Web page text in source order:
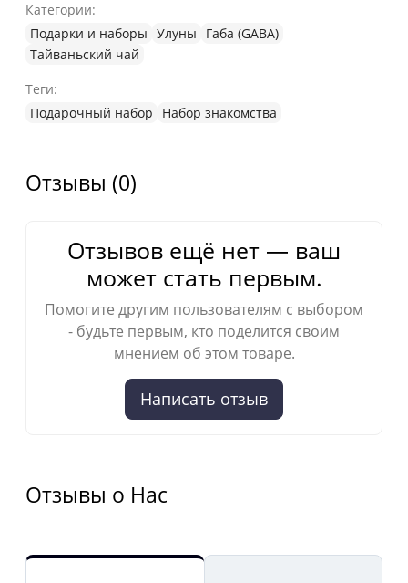
Категории:
Подарки и наборы Улуны
Габа (GABA)
Тайваньский чай
Теги:
Подарочный набор
Набор знакомства
Отзывы (0)
Отзывов ещё нет — ваш
может стать первым.
Помогите другим пользователям с выбором
- будьте первым, кто поделится своим
мнением об этом товаре.
Написать отзыв
Отзывы о Нас